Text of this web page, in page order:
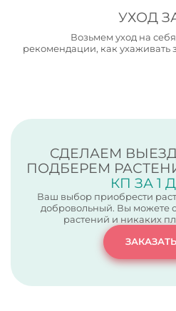
УХОД
Возьмем уход на
рекомендации, как
CДЕЛАЕМ
ПОДБЕРЕМ
КП ЗА 1
Ваш выбор приобрести
добровольный. Вы можете
растений и никаких